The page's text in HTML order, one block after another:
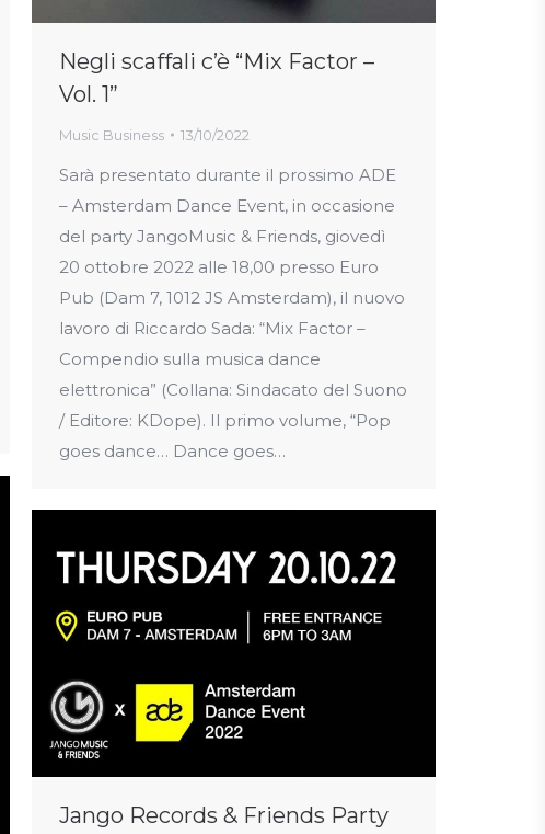
Negli scaffali c’è “Mix Factor –
Vol. 1”
Music Business 13/10/2022
Sarà presentato durante il prossimo ADE
– Amsterdam Dance Event, in occasione
del party JangoMusic & Friends, giovedì
20 ottobre 2022 alle 18,00 presso Euro
Pub (Dam 7, 1012 JS Amsterdam), il nuovo
lavoro di Riccardo Sada: “Mix Factor –
Compendio sulla musica dance
elettronica” (Collana: Sindacato del Suono
/ Editore: KDope). Il primo volume, “Pop
goes dance… Dance goes…
Jango Records & Friends Party